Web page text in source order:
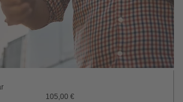
105,00 €